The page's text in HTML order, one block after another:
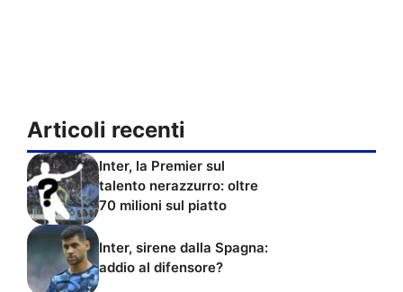
Articoli recenti
Inter, la Premier sul
talento nerazzurro: oltre
70 milioni sul piatto
Inter, sirene dalla Spagna:
addio al difensore?